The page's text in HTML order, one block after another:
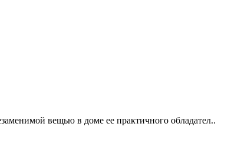
вещью в доме ее практичного обладател..